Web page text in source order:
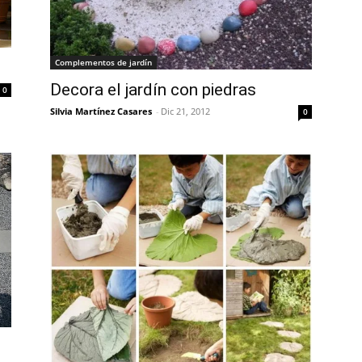
0
Complementos de jardín
Decora el jardín con piedras
Silvia Martínez Casares - Dic 21, 2012 0